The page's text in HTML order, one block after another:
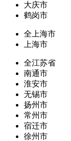
大庆市
鹤岗市
全上海市
上海市
全江苏省
南通市
淮安市
无锡市
扬州市
常州市
宿迁市
徐州市